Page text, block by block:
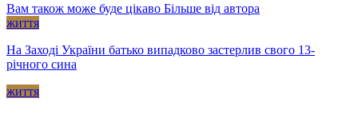
Вам також може буде цікаво Більше від автора
життя
На Заході України батько випадково застерлив свого 13-
річного сина
життя